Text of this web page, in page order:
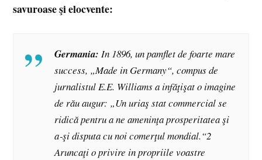
savuroase şi elocvente:
Germania:In 1896, un pamflet de foarte mare
success, „Made in Germany“, compus de
jurnalistul E.E. Williams a infăţişat o imagine
de rău augur: „Un uriaş stat commercial se
ridică pentru a ne ameninţa prosperitatea şi
a‑şi disputa cu noi comerţul mondial.“2
Aruncaţi o privire in propriile voastre